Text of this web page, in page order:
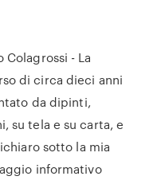
- La
di circa dieci anni
da dipinti,
su tela e su carta, e
sotto la mia
informativo